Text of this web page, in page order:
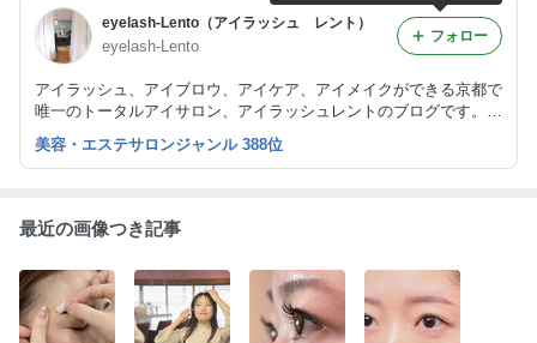
eyelash-Lento（アイラッシュ レント）
eyelash-Lento
アイラッシュ、アイブロウ、アイケア、アイメイクができる京都で
唯一のトータルアイサロン、アイラッシュレントのブログです。
ナチュラルなまつエクを得意とし、大人綺麗を提案しています。
また、まつげエクステスクールも開講しています。
フォロー
美容・エステサロンジャンル 388位
最近の画像つき記事